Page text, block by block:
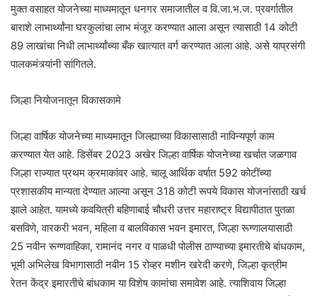
मुक्त वसाहत योजनेच्या माध्यमातून धनगर समाजातील व वि.जा.भ.ज. प्रवर्गातील
बाराशे लाभार्थ्यांना घरकुलांचा लाभ मंजूर करण्यात आला असून त्यासाठी 14 कोटी
89 लाखांचा निधी लाभार्थ्यांच्या बँक खात्यात वर्ग करण्यात आला आहे. असे याप्रसंगी
पालकमंत्र्यांनी सांग‍ितले.
ज‍िल्हा न‍ियोजनातून व‍िकासकामे
जिल्हा वार्षिक योजनेच्या माध्यमातून जिल्ह्याच्या विकासासाठी नाविन्यपूर्ण काम
करण्यात येत आहे. डिसेंबर 2023 अखेर जिल्हा वार्ष‍िक योजनेच्या खर्चात जळगाव
जिल्हा राज्यात प्रथम क्रमाकांवर आहे. चालू आर्थ‍िक वर्षात 592 कोटींच्या
प्रशासकीय मान्यता देण्यात आल्या असून 318 कोटी रूपये विकास योजनांसाठी खर्च
झाले आहेत. यामध्ये कवयित्री बहिणाबाई चौधरी उत्तर महाराष्ट्र विद्यापीठात पुतळा
बसविणे, वारकरी भवन, महिला व बालविकास भवन इमारत, जिल्हा रूग्णालयासाठी
25 नवीन रूग्णवाहिका, रामानंद नगर व पाळधी पोलीस ठाण्याच्या इमारतीचे बांधकाम,
भूमी अभिलेख विभागासाठी नवीन 15 रोव्हर मशीन खरेदी करणे, जिल्हा कृत्रीम
रेतन केंद्र इमारतीचे बांधकाम या विशेष कामांचा समावेश आहे. त्याशिवाय जिल्हा